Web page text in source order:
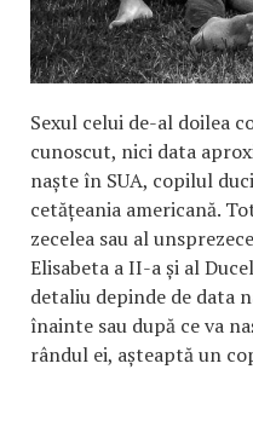
Sexul celui de-al doilea
cunoscut, nici data
naște în SUA, copilul
cetățeania americană.
zecelea sau al
Elisabeta a II-a și al
detaliu depinde de data
înainte sau după ce va
rândul ei, așteaptă un